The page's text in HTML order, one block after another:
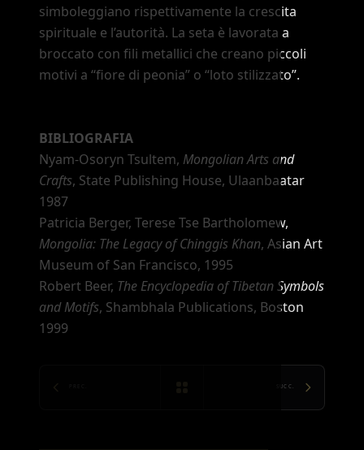
simboleggiano rispettivamente la crescita
spirituale e l’autorità. La seta è lavorata a
broccato con fili metallici che creano piccoli
motivi a “fiore di peonia” o “loto stilizzato”.
BIBLIOGRAFIA
Nyam-Osoryn Tsultem, Mongolian Arts and
Crafts, State Publishing House, Ulaanbaatar
1987
Patricia Berger, Terese Tse Bartholomew,
Mongolia: The Legacy of Chinggis Khan, Asian Art
Museum of San Francisco, 1995
Robert Beer, The Encyclopedia of Tibetan Symbols
and Motifs, Shambhala Publications, Boston
1999
SUCC.